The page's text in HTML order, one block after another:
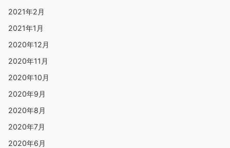
2021年2月
2021年1月
2020年12月
2020年11月
2020年10月
2020年9月
2020年8月
2020年7月
2020年6月